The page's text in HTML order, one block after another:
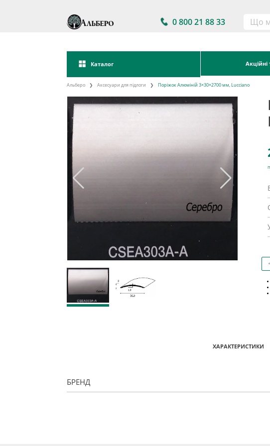
0 800 21 88 33
Каталог Акційні
Альберо Аксесуари для підлоги Поріжок Алюміній 3×30×2700 мм, Lucciano
ХАРАКТЕРИСТИКИ
БРЕНД